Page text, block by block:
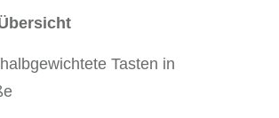
Tasten in